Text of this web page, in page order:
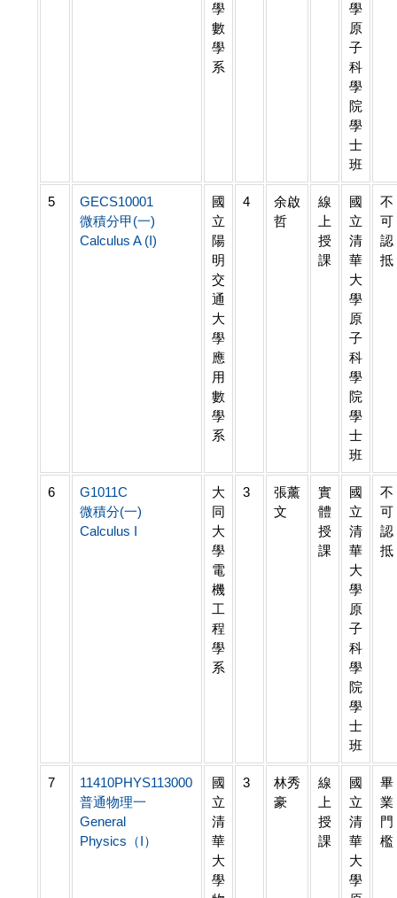
學
數
學
系
學
原
子
科
學
院
學
士
班
5
GECS10001
微積分甲(一)
Calculus A (I)
國
立
陽
明
交
通
大
學
應
用
數
學
系
4
余啟
哲
線
上
授
課
國
立
清
華
大
學
原
子
科
學
院
學
士
班
不
可
認
抵
6
G1011C
微積分(一)
Calculus I
大
同
大
學
電
機
工
程
學
系
3
張薰
文
實
體
授
課
國
立
清
華
大
學
原
子
科
學
院
學
士
班
不
可
認
抵
7
11410PHYS113000
普通物理一
General
Physics（I）
國
立
清
華
大
學
3
林秀
豪
線
上
授
課
國
立
清
華
大
學
畢
業
門
檻